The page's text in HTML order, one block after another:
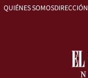
QUIÉNES SOMOSDIRECCIÓN